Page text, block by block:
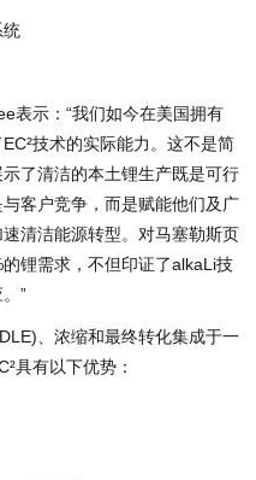
统
表示：“我们如今在美国拥有
技术的实际能力。这不是简
了清洁的本土锂生产既是可行
客户竞争，而是赋能他们及广
清洁能源转型。对马塞勒斯页
锂需求，不但印证了alkaLi技
”
、浓缩和最终转化集成于一
具有以下优势：